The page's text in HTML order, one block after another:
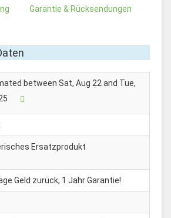
Garantie & Rücksendungen
between Sat, Aug 22 and Tue,
Ersatzprodukt
Geld zurück, 1 Jahr Garantie!